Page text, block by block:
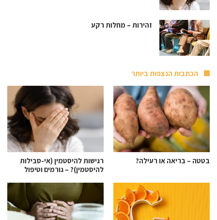
זהירות – מחלות רקע
הכתבות הנצפות ביותר
רגישות להיסטמין (אי-סבילות
להיסטמין)? – גורמים וטיפול
בטטה – בריאה או רעילה?